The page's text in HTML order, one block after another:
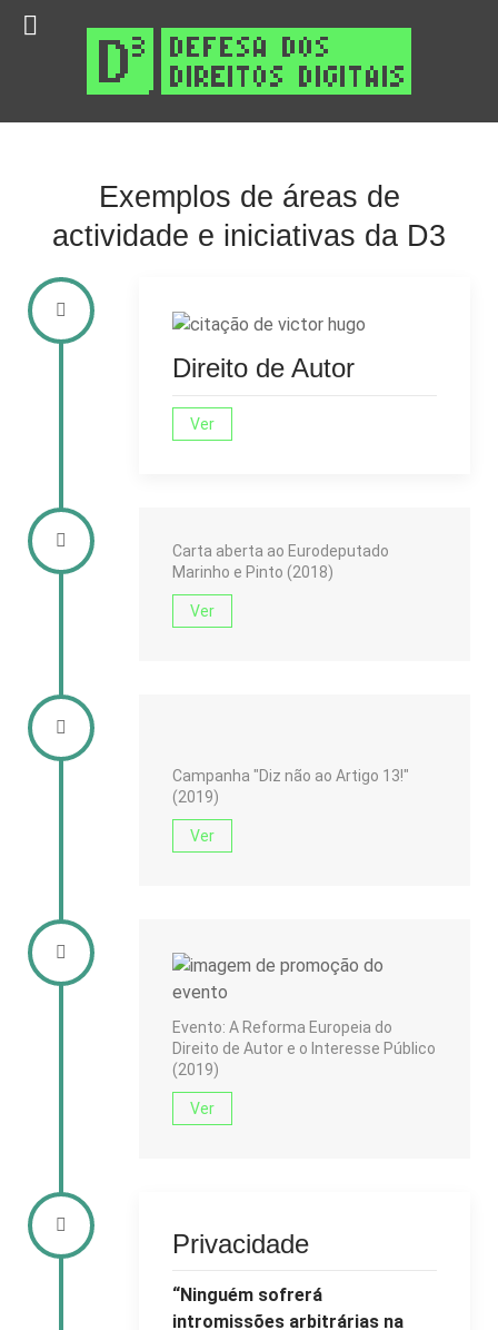
Exemplos de áreas de
actividade e iniciativas da D3
Direito de Autor
Ver
Carta aberta ao Eurodeputado
Marinho e Pinto (2018)
Ver
Campanha "Diz não ao Artigo 13!"
(2019)
Ver
Evento: A Reforma Europeia do
Direito de Autor e o Interesse Público
(2019)
Ver
Privacidade
“Ninguém sofrerá
intromissões arbitrárias na